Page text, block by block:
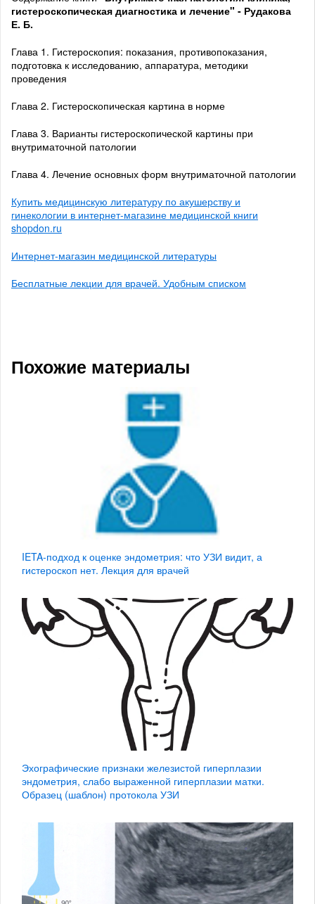
гистероскопическая диагностика и лечение" - Рудакова
Е. Б.
Глава 1. Гистероскопия: показания, противопоказания,
подготовка к исследованию, аппаратура, методики
проведения
Глава 2. Гистероскопическая картина в норме
Глава 3. Варианты гистероскопической картины при
внутриматочной патологии
Глава 4. Лечение основных форм внутриматочной патологии
Купить медицинскую литературу по акушерству и
гинекологии в интернет-магазине медицинской книги
shopdon.ru
Интернет-магазин медицинской литературы
Бесплатные лекции для врачей. Удобным списком
Похожие материалы
IETA-подход к оценке эндометрия: что УЗИ видит, а
гистероскоп нет. Лекция для врачей
Эхографические признаки железистой гиперплазии
эндометрия, слабо выраженной гиперплазии матки.
Образец (шаблон) протокола УЗИ